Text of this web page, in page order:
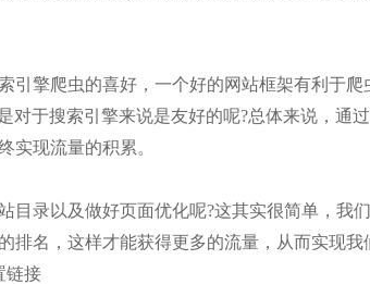
擎爬虫的喜好，一个好的网站框架有利于
对于搜索引擎来说是友好的呢?总体来说，
实现流量的积累。
录以及做好页面优化呢?这其实很简单，我
排名，这样才能获得更多的流量，从而实现
链接